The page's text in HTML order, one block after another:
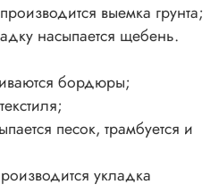
выемка грунта;
насыпается щебень.
бордюры;
песок, трамбуется и
укладка